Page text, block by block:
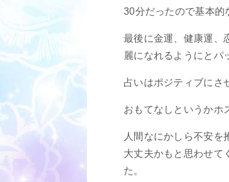
30分だったので基本的
最後に金運、健康運、
麗になれるようにとパ
占いはポジティブにさ
おもてなしというかホ
人間なにかしら不安を
大丈夫かもと思わせて
た。